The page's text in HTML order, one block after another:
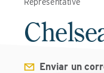
Enviar un